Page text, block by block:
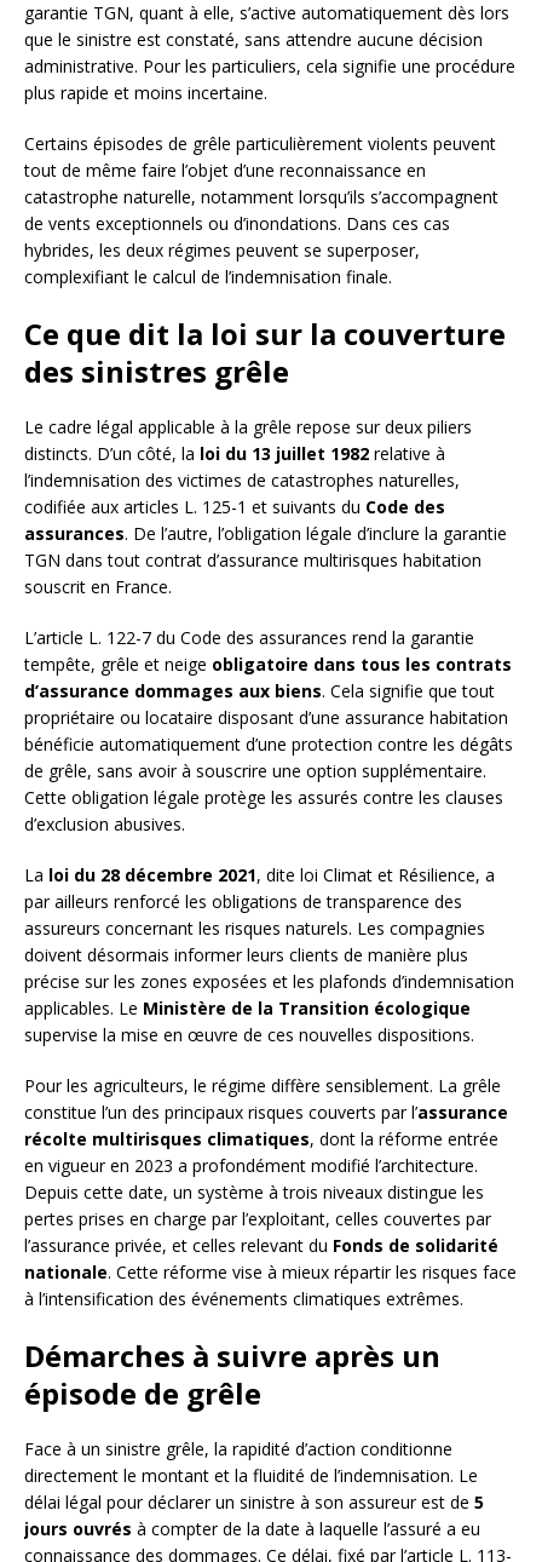
garantie TGN, quant à elle, s’active automatiquement dès lors
que le sinistre est constaté, sans attendre aucune décision
administrative. Pour les particuliers, cela signifie une procédure
plus rapide et moins incertaine.
Certains épisodes de grêle particulièrement violents peuvent
tout de même faire l’objet d’une reconnaissance en
catastrophe naturelle, notamment lorsqu’ils s’accompagnent
de vents exceptionnels ou d’inondations. Dans ces cas
hybrides, les deux régimes peuvent se superposer,
complexifiant le calcul de l’indemnisation finale.
Ce que dit la loi sur la couverture
des sinistres grêle
Le cadre légal applicable à la grêle repose sur deux piliers
distincts. D’un côté, la loi du 13 juillet 1982 relative à
l’indemnisation des victimes de catastrophes naturelles,
codifiée aux articles L. 125-1 et suivants du Code des
assurances. De l’autre, l’obligation légale d’inclure la garantie
TGN dans tout contrat d’assurance multirisques habitation
souscrit en France.
L’article L. 122-7 du Code des assurances rend la garantie
tempête, grêle et neige obligatoire dans tous les contrats
d’assurance dommages aux biens. Cela signifie que tout
propriétaire ou locataire disposant d’une assurance habitation
bénéficie automatiquement d’une protection contre les dégâts
de grêle, sans avoir à souscrire une option supplémentaire.
Cette obligation légale protège les assurés contre les clauses
d’exclusion abusives.
La loi du 28 décembre 2021, dite loi Climat et Résilience, a
par ailleurs renforcé les obligations de transparence des
assureurs concernant les risques naturels. Les compagnies
doivent désormais informer leurs clients de manière plus
précise sur les zones exposées et les plafonds d’indemnisation
applicables. Le Ministère de la Transition écologique
supervise la mise en œuvre de ces nouvelles dispositions.
Pour les agriculteurs, le régime diffère sensiblement. La grêle
constitue l’un des principaux risques couverts par l’assurance
récolte multirisques climatiques, dont la réforme entrée
en vigueur en 2023 a profondément modifié l’architecture.
Depuis cette date, un système à trois niveaux distingue les
pertes prises en charge par l’exploitant, celles couvertes par
l’assurance privée, et celles relevant du Fonds de solidarité
nationale. Cette réforme vise à mieux répartir les risques face
à l’intensification des événements climatiques extrêmes.
Démarches à suivre après un
épisode de grêle
Face à un sinistre grêle, la rapidité d’action conditionne
directement le montant et la fluidité de l’indemnisation. Le
délai légal pour déclarer un sinistre à son assureur est de 5
jours ouvrés à compter de la date à laquelle l’assuré a eu
connaissance des dommages. Ce délai, fixé par l’article L. 113-